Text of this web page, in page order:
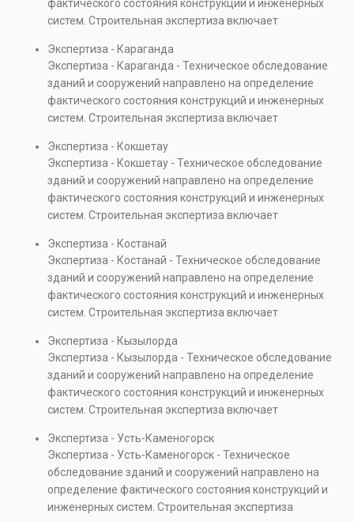
также при судебных разбирательствах и технических
проверках.
фактического состояния конструкций и инженерных
систем. Строительная экспертиза включает
элементов и оценку эксплуатационной безопасности.
Услуга востребована при покупке недвижимости,
капитальном ремонте и реконструкции объектов, а
также при судебных разбирательствах и технических
проверках.
Экспертиза - Караганда
Экспертиза - Караганда - Техническое обследование
зданий и сооружений направлено на определение
фактического состояния конструкций и инженерных
систем. Строительная экспертиза включает
элементов и оценку эксплуатационной безопасности.
Услуга востребована при покупке недвижимости,
капитальном ремонте и реконструкции объектов, а
также при судебных разбирательствах и технических
проверках.
Экспертиза - Кокшетау
Экспертиза - Кокшетау - Техническое обследование
зданий и сооружений направлено на определение
фактического состояния конструкций и инженерных
систем. Строительная экспертиза включает
элементов и оценку эксплуатационной безопасности.
Услуга востребована при покупке недвижимости,
капитальном ремонте и реконструкции объектов, а
также при судебных разбирательствах и технических
проверках.
Экспертиза - Костанай
Экспертиза - Костанай - Техническое обследование
зданий и сооружений направлено на определение
фактического состояния конструкций и инженерных
систем. Строительная экспертиза включает
элементов и оценку эксплуатационной безопасности.
Услуга востребована при покупке недвижимости,
капитальном ремонте и реконструкции объектов, а
также при судебных разбирательствах и технических
проверках.
Экспертиза - Кызылорда
Экспертиза - Кызылорда - Техническое обследование
зданий и сооружений направлено на определение
фактического состояния конструкций и инженерных
систем. Строительная экспертиза включает
элементов и оценку эксплуатационной безопасности.
Услуга востребована при покупке недвижимости,
капитальном ремонте и реконструкции объектов, а
также при судебных разбирательствах и технических
проверках.
Экспертиза - Усть-Каменогорск
Экспертиза - Усть-Каменогорск - Техническое
обследование зданий и сооружений направлено на
определение фактического состояния конструкций и
инженерных систем. Строительная экспертиза